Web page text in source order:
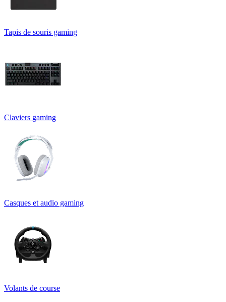
Tapis de souris gaming
Claviers gaming
Casques et audio gaming
Volants de course